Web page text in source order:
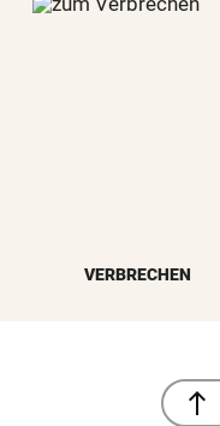
VERBRECHEN
north